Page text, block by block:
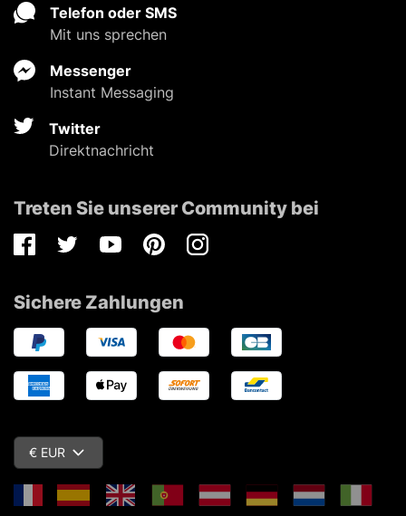
Telefon oder SMS
Mit uns sprechen
Messenger
Instant Messaging
Twitter
Direktnachricht
Treten Sie unserer Community bei
FacebookTwitterYoutubePinterestInstagram
Sichere Zahlungen
€ EUR